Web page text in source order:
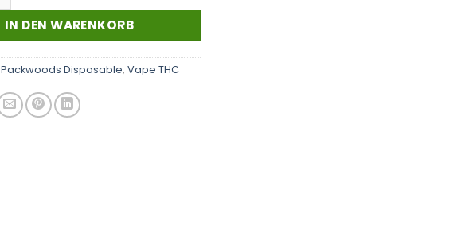
IN DEN WARENKORB
Packwoods Disposable, Vape THC